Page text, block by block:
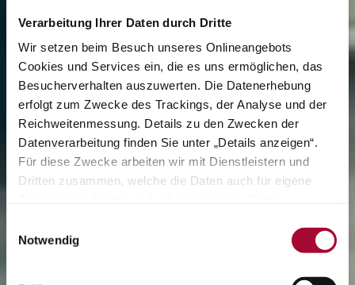
Verarbeitung Ihrer Daten durch Dritte
Wir setzen beim Besuch unseres Onlineangebots
Cookies und Services ein, die es uns ermöglichen, das
Besucherverhalten auszuwerten. Die Datenerhebung
erfolgt zum Zwecke des Trackings, der Analyse und der
Reichweitenmessung. Details zu den Zwecken der
Datenverarbeitung finden Sie unter „Details anzeigen“.
Für diese Zwecke arbeiten wir mit Dienstleistern und
Dritten zusammen, welche die Daten auch für eigene
„Cookies und Services zulassen“ oder durch Auswählen
einzelner Cookies und Services in der Detailansicht
geben Sie Ihre Einwilligung zur Verarbeitung Ihrer Daten
Notwendig